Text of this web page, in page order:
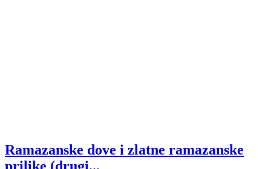
Ramazanske dove i zlatne ramazanske